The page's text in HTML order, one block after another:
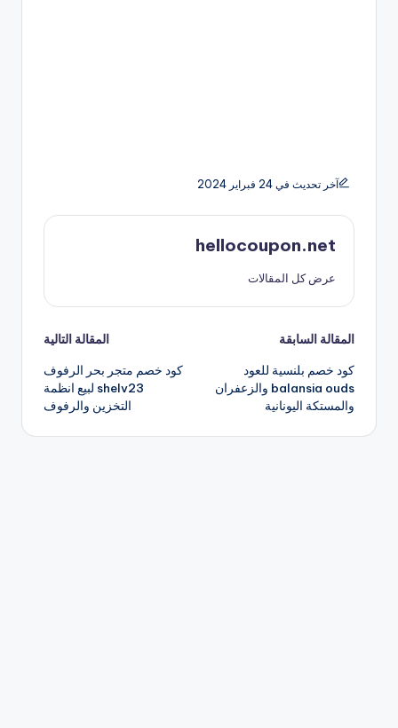
آخر تحديث في 24 فبراير 2024
hellocoupon.net
عرض كل المقالات
تصفّح
المقالات
المقالة السابقة
كود خصم بلنسية للعود
balansia ouds والزعفران
والمستكة اليونانية
المقالة التالية
كود خصم متجر بحر الرفوف
shelv23 لبيع انظمة
التخزين والرفوف